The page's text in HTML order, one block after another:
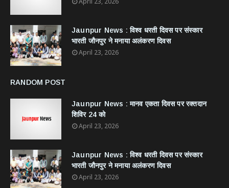
Jaunpur News : विश्व धरती दिवस पर संस्कार
भारती जौनपुर ने मनाया अलंकरण दिवस
April 23, 2026
RANDOM POST
Jaunpur News : ​मानव एकता दिवस पर रक्तदान
शिविर 24 को
April 23, 2026
Jaunpur News : विश्व धरती दिवस पर संस्कार
भारती जौनपुर ने मनाया अलंकरण दिवस
April 23, 2026